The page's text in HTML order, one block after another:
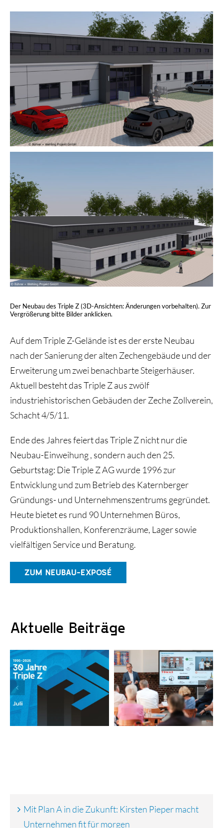
Der Neubau des Triple Z (3D-Ansichten: Änderungen vorbehalten). Zur
Vergrößerung bitte Bilder anklicken.
Auf dem Triple Z-Gelände ist es der erste Neubau
nach der Sanierung der alten Zechengebäude und der
Erweiterung um zwei benachbarte Steigerhäuser.
Aktuell besteht das Triple Z aus zwölf
industriehistorischen Gebäuden der Zeche Zollverein,
Schacht 4/5/11.
Ende des Jahres feiert das Triple Z nicht nur die
Neubau-Einweihung , sondern auch den 25.
Geburtstag: Die Triple Z AG wurde 1996 zur
Entwicklung und zum Betrieb des Katernberger
Gründungs- und Unternehmenszentrums gegründet.
Heute bietet es rund 90 Unternehmen Büros,
Produktionshallen, Konferenzräume, Lager sowie
vielfältigen Service und Beratung.
ZUM NEUBAU-EXPOSÉ
Aktuelle Beiträge
Triple Z-
Jubiläumsjahr mit
Rückenwind: Es
sind wieder
Newsletter
Mit Plan A in die Zukunft: Kirsten Pieper macht
Unternehmen fit für morgen